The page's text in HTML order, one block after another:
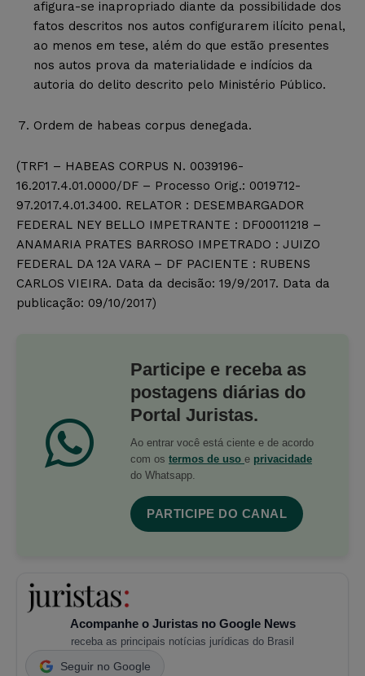
afigura-se inapropriado diante da possibilidade dos
fatos descritos nos autos configurarem ilícito penal,
ao menos em tese, além do que estão presentes
nos autos prova da materialidade e indícios da
autoria do delito descrito pelo Ministério Público.
Ordem de habeas corpus denegada.
(TRF1 – HABEAS CORPUS N. 0039196-
16.2017.4.01.0000/DF – Processo Orig.: 0019712-
97.2017.4.01.3400. RELATOR : DESEMBARGADOR
FEDERAL NEY BELLO IMPETRANTE : DF00011218 –
ANAMARIA PRATES BARROSO IMPETRADO : JUIZO
FEDERAL DA 12A VARA – DF PACIENTE : RUBENS
CARLOS VIEIRA. Data da decisão: 19/9/2017. Data da
publicação: 09/10/2017)
Participe e receba as
postagens diárias do
Portal Juristas.
Ao entrar você está ciente e de acordo
com os termos de uso e privacidade
do Whatsapp.
PARTICIPE DO CANAL
Acompanhe o Juristas no Google News
receba as principais notícias jurídicas do Brasil
Seguir no Google